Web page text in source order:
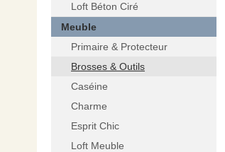
Loft Béton Ciré
Meuble
Primaire & Protecteur
Brosses & Outils
Caséine
Charme
Esprit Chic
Loft Meuble